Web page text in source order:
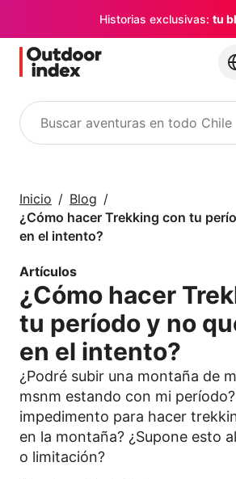
Historias exclusivas: tu
Buscar
Inicio
Blog
¿Cómo hacer Trekking con tu
en el intento?
Artículos
¿Cómo hacer
tu período y no
en el intento?
¿Podré subir una montaña de
msnm estando con mi
impedimento para hacer
en la montaña? ¿Supone esto
o limitación?
rincones
Outdoor